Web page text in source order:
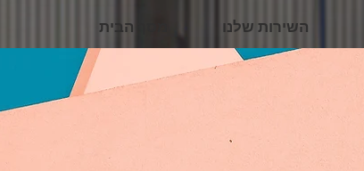
מסך הבית השירות שלנו